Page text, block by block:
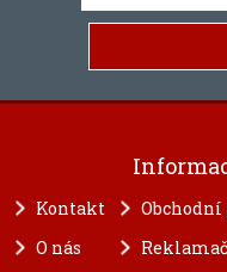
Kontakt
O nás